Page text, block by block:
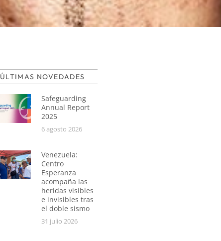
ÚLTIMAS NOVEDADES
Safeguarding
Annual Report
2025
6 agosto 2026
Venezuela:
Centro
Esperanza
acompaña las
heridas visibles
e invisibles tras
el doble sismo
31 julio 2026